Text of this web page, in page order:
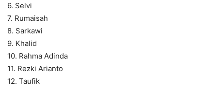
6. Selvi
7. Rumaisah
8. Sarkawi
9. Khalid
10. Rahma Adinda
11. Rezki Arianto
12. Taufik